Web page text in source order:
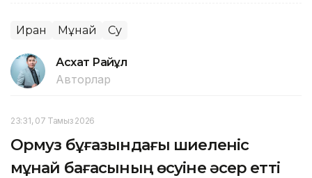
Иран Мұнай Су
Асхат Райқұл
Авторлар
23:31, 07 Тамыз 2026
Ормуз бұғазындағы шиеленіс
мұнай бағасының өсуіне әсер етті